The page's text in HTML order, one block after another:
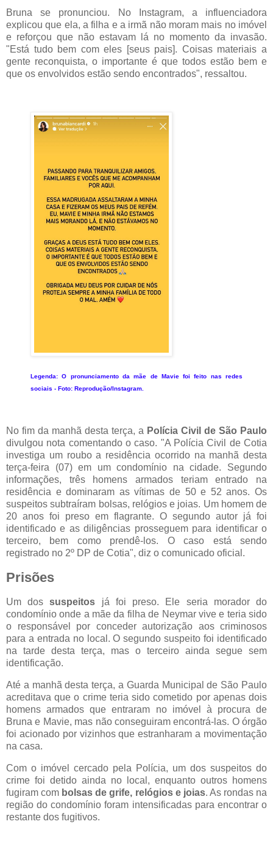
Bruna se pronunciou. No Instagram, a influenciadora
explicou que ela, a filha e a irmã não moram mais no imóvel
e reforçou que não estavam lá no momento da invasão.
"Está tudo bem com eles [seus pais]. Coisas materiais a
gente reconquista, o importante é que todos estão bem e
que os envolvidos estão sendo encontrados", ressaltou.
Legenda: O pronunciamento da mãe de Mavie foi feito nas redes
sociais - Foto: Reprodução/Instagram.
No fim da manhã desta terça, a Polícia Civil de São Paulo
divulgou nota comentando o caso. "A Polícia Civil de Cotia
investiga um roubo a residência ocorrido na manhã desta
terça-feira (07) em um condomínio na cidade. Segundo
informações, três homens armados teriam entrado na
residência e dominaram as vítimas de 50 e 52 anos. Os
suspeitos subtraíram bolsas, relógios e joias. Um homem de
20 anos foi preso em flagrante. O segundo autor já foi
identificado e as diligências prosseguem para identificar o
terceiro, bem como prendê-los. O caso está sendo
registrado no 2º DP de Cotia", diz o comunicado oficial.
Prisões
Um dossuspeitos já foi preso. Ele seria morador do
condomínio onde a mãe da filha de Neymar vive e teria sido
o responsável por conceder autorização aos criminosos
para a entrada no local. O segundo suspeito foi identificado
na tarde desta terça, mas o terceiro ainda segue sem
identificação.
Até a manhã desta terça, a Guarda Municipal de São Paulo
acreditava que o crime teria sido cometido por apenas dois
homens armados que entraram no imóvel à procura de
Bruna e Mavie, mas não conseguiram encontrá-las. O órgão
foi acionado por vizinhos que estranharam a movimentação
na casa.
Com o imóvel cercado pela Polícia, um dos suspeitos do
crime foi detido ainda no local, enquanto outros homens
fugiram com bolsas de grife, relógios e joias. As rondas na
região do condomínio foram intensificadas para encontrar o
restante dos fugitivos.